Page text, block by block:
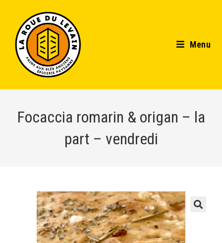
Menu
Focaccia romarin & origan – la
part – vendredi